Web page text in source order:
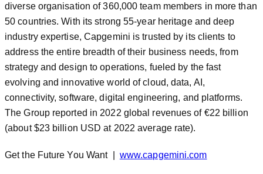
diverse organisation of 360,000 team members in more than
50 countries. With its strong 55-year heritage and deep
industry expertise, Capgemini is trusted by its clients to
address the entire breadth of their business needs, from
strategy and design to operations, fueled by the fast
evolving and innovative world of cloud, data, AI,
connectivity, software, digital engineering, and platforms.
The Group reported in 2022 global revenues of €22 billion
(about $23 billion USD at 2022 average rate).
Get the Future You Want | www.capgemini.com